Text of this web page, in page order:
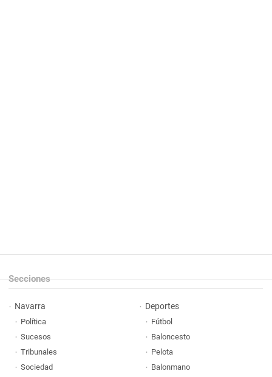
Secciones
Navarra
Política
Sucesos
Tribunales
Sociedad
Deportes
Fútbol
Baloncesto
Pelota
Balonmano